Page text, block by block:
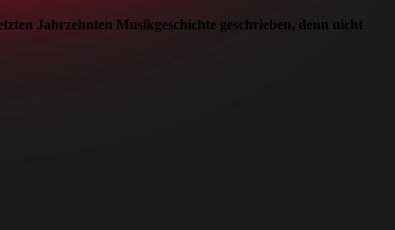
Jahrzehnten Musikgeschichte geschrieben, denn nicht